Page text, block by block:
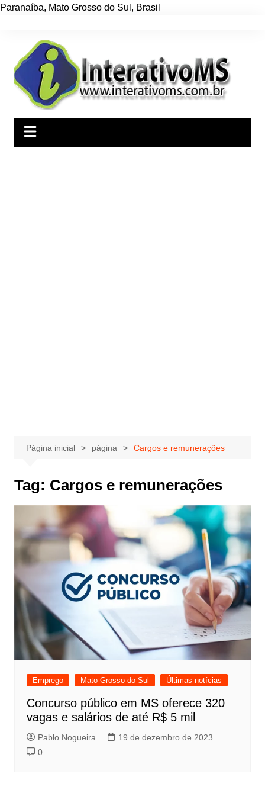
Paranaíba, Mato Grosso do Sul , Brasil
conteúdo
Página inicial página Cargos e remunerações
Tag: Cargos e remunerações
Emprego Mato Grosso do Sul Últimas notícias
Concurso público em MS oferece 320
vagas e salários de até R$ 5 mil
Pablo Nogueira
19 de dezembro de 2023
0